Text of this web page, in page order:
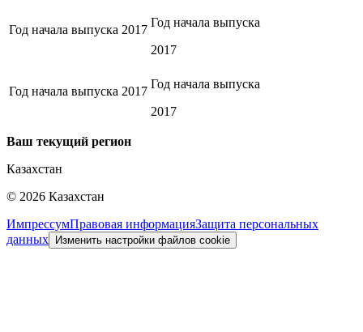
Год начала выпуска 2017
Год начала выпуска
2017
Год начала выпуска 2017
Год начала выпуска
2017
Ваш текущий регион
Казахстан
© 2026 Казахстан
ИмпрессумПравовая информацияЗащита персональных
данных Изменить настройки файлов cookie